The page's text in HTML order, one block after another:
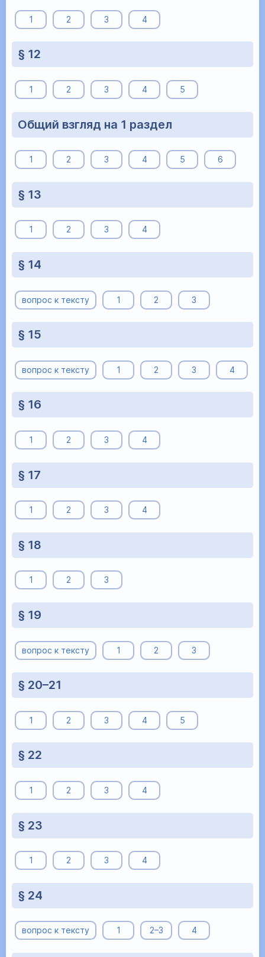
1 2 3 4
§ 12
1 2 3 4 5
Общий взгляд на 1 раздел
1 2 3 4 5 6
§ 13
1 2 3 4
§ 14
вопрос к тексту 1 2 3
§ 15
вопрос к тексту 1 2 3 4
§ 16
1 2 3 4
§ 17
1 2 3 4
§ 18
1 2 3
§ 19
вопрос к тексту 1 2 3
§ 20–21
1 2 3 4 5
§ 22
1 2 3 4
§ 23
1 2 3 4
§ 24
вопрос к тексту 1 2–3 4